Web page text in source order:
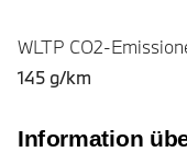
WLTP CO2-
145 g/km